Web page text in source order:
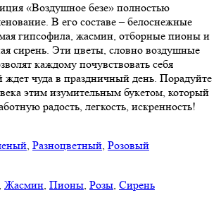
«Воздушное безе» полностью
В его составе – белоснежные
гипсофила, жасмин, отборные пионы и
сирень. Эти цветы, словно воздушные
каждому почувствовать себя
ждет чуда в праздничный день. Порадуйте
этим изумительным букетом, который
радость, легкость, искренность!
, Разноцветный, Розовый
, Жасмин, Пионы, Розы, Сирень